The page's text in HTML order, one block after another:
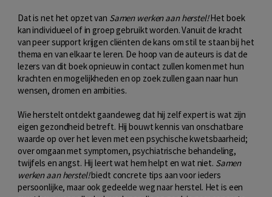
Dat is net het opzet van Samen werken aan herstel!Het boek
kan individueel of in groep gebruikt worden. Vanuit de kracht
van peer support krijgen cliënten de kans om stil te staan bij het
thema en van elkaar te leren. De hoop van de auteurs is dat de
lezers van dit boek opnieuw in contact zullen komen met hun
krachten en mogelijkheden en op zoek zullen gaan naar hun
wensen, dromen en ambities.
Wie herstelt ontdekt gaandeweg dat hij zelf expert is wat zijn
eigen gezondheid betreft. Hij bouwt kennis van onschatbare
waarde op over het leven met een psychische kwetsbaarheid;
over omgaan met symptomen, psychiatrische behandeling,
twijfels en angst. Hij leert wat hem helpt en wat niet. Samen
werken aan herstel!biedt concrete tips aan voor ieders
persoonlijke, maar ook gedeelde weg naar herstel. Het is een